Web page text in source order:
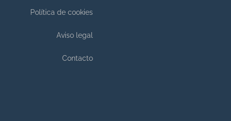
Política de cookies
Aviso legal
Contacto